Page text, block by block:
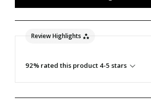
Review Highlights
92% rated this product 4-5 stars